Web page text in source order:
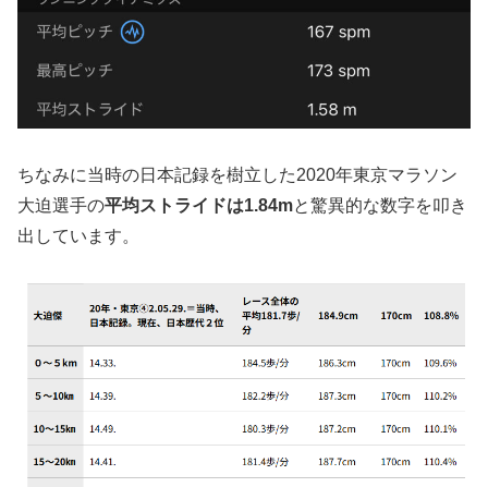
ちなみに当時の日本記録を樹立した2020年東京マラソン
大迫選手の平均ストライドは1.84mと驚異的な数字を叩き
出しています。